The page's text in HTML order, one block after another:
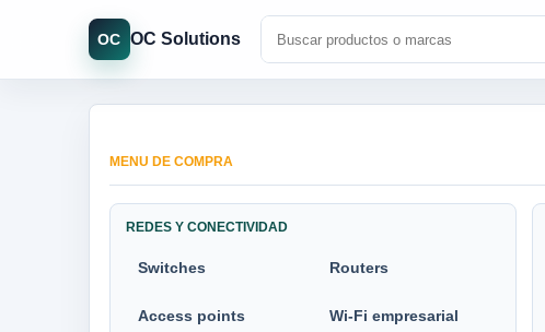
OC OC Solutions
MENU DE COMPRA
REDES Y CONECTIVIDAD
Switches Routers
Access points Wi-Fi empresarial